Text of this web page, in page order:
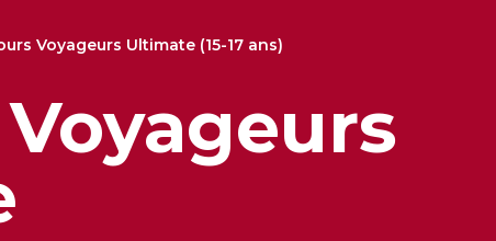
Voyageurs Ultimate (15-17 ans)